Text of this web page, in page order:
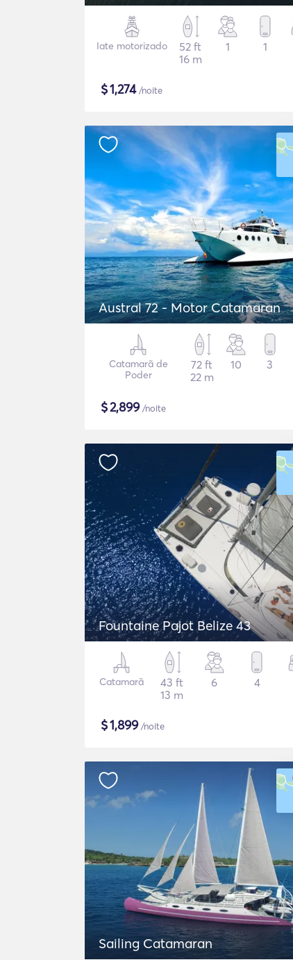
Iate motorizado
52 ft
16 m
1 1
$1,274/noite
Austral 72 - Motor Catamaran
Catamarã de
Poder
72 ft
22 m
10 3
$2,899/noite
Fountaine Pajot Belize 43
Catamarã
43 ft
13 m
6 4
$1,899/noite
Sailing Catamaran